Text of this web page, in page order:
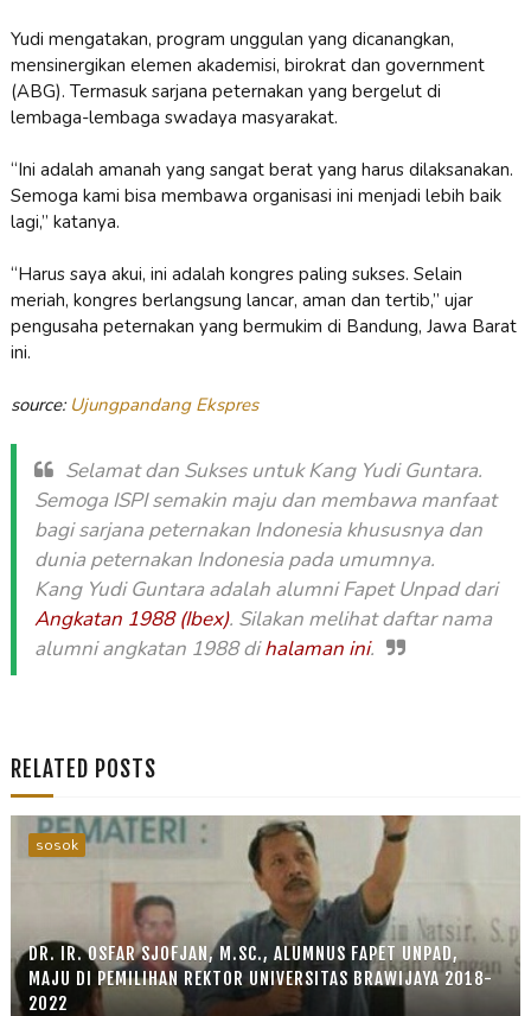
Yudi mengatakan, program unggulan yang dicanangkan,
mensinergikan elemen akademisi, birokrat dan government
(ABG). Termasuk sarjana peternakan yang bergelut di
lembaga-lembaga swadaya masyarakat.
“Ini adalah amanah yang sangat berat yang harus dilaksanakan.
Semoga kami bisa membawa organisasi ini menjadi lebih baik
lagi,” katanya.
“Harus saya akui, ini adalah kongres paling sukses. Selain
meriah, kongres berlangsung lancar, aman dan tertib,” ujar
pengusaha peternakan yang bermukim di Bandung, Jawa Barat
ini.
source: Ujungpandang Ekspres
Selamat dan Sukses untuk Kang Yudi Guntara.
Semoga ISPI semakin maju dan membawa manfaat
bagi sarjana peternakan Indonesia khususnya dan
dunia peternakan Indonesia pada umumnya.
Kang Yudi Guntara adalah alumni Fapet Unpad dari
Angkatan 1988 (Ibex). Silakan melihat daftar nama
alumni angkatan 1988 dihalaman ini.
RELATED POSTS
sosok
DR. IR. OSFAR SJOFJAN, M.SC., ALUMNUS FAPET UNPAD,
MAJU DI PEMILIHAN REKTOR UNIVERSITAS BRAWIJAYA 2018-
2022